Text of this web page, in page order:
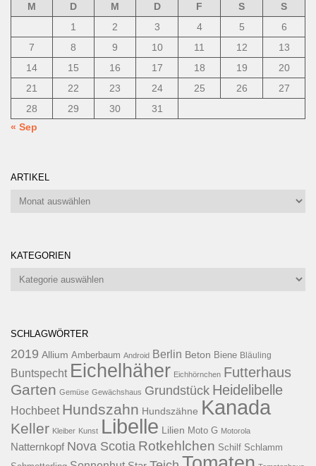
M
D M D F S
S
1
2 3 4 5
6
7
8 9 10 11 12
13
14
15 16 17 18 19
20
21
22 23 24 25 26
27
28
29 30
31
« Sep
ARTIKEL
Artikel
KATEGORIEN
Kategorien
SCHLAGWÖRTER
2019 Allium Amberbaum Android Berlin Beton Biene Bläuling
Buntspecht Eichelhäher Eichhörnchen Futterhaus
Garten Gemüse Gewächshaus Grundstück Heidelibelle
Hochbeet Hundszahn Hundszähne Kanada
Keller Kleiber Kunst Libelle Lilien Moto G Motorola
Natternkopf Nova Scotia Rotkehlchen Schilf Schlamm